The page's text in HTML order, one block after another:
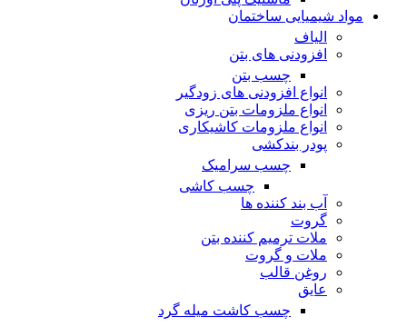
مواد شیمیایی ساختمان
الیاف
افزودنی های بتن
چسب بتن
انواع افزودنی های زودگیر
انواع ملزومات بتن ریزی
انواع ملزومات کاشیکاری
پودر بندکشی
چسب سرامیک
چسب کاشی
آب بند کننده ها
گروت
ملات ترمیم کننده بتن
ملات و گروت
روغن قالب
عایق
چسب کاشت میله گرد